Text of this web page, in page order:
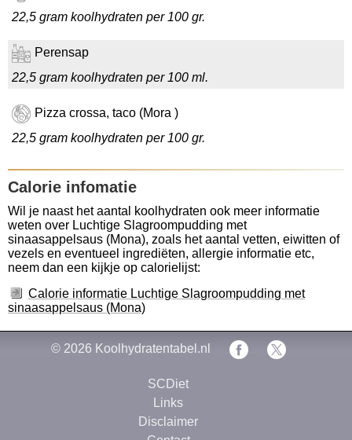
22,5 gram koolhydraten per 100 gr.
Perensap
22,5 gram koolhydraten per 100 ml.
Pizza crossa, taco (Mora )
22,5 gram koolhydraten per 100 gr.
Calorie infomatie
Wil je naast het aantal koolhydraten ook meer informatie
weten over Luchtige Slagroompudding met
sinaasappelsaus (Mona), zoals het aantal vetten, eiwitten of
vezels en eventueel ingrediëten, allergie informatie etc,
neem dan een kijkje op calorielijst:
Calorie informatie Luchtige Slagroompudding met
sinaasappelsaus (Mona)
© 2026 Koolhydratentabel.nl
SCDiet
Links
Disclaimer